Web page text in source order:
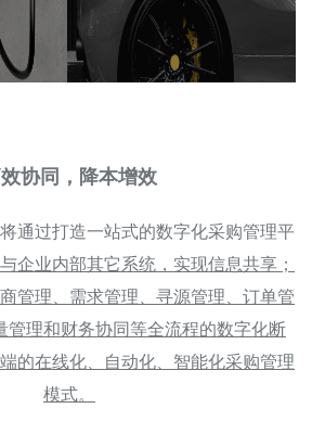
协同，降本增效
通过打造一站式的数字化采购管理平
企业内部其它系统，实现信息共享；
管理、需求管理、寻源管理、订单管
管理和财务协同等全流程的数字化断
的在线化、自动化、智能化采购管理
模式。